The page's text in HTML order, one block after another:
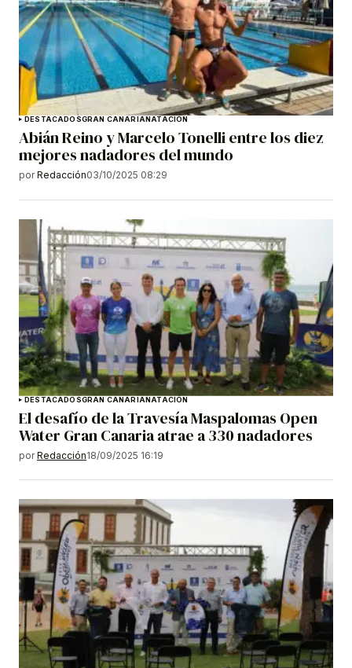
DESTACADOSGRAN CANARIANATACIÓN
Abián Reino y Marcelo Tonelli entre los diez
mejores nadadores del mundo
por Redacción03/10/2025 08:29
DESTACADOSGRAN CANARIANATACIÓN
El desafío de la Travesía Maspalomas Open
Water Gran Canaria atrae a 330 nadadores
por Redacción18/09/2025 16:19